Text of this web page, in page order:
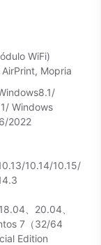
WiFi)
Mopria
Windows
2022
10.14/10.15/
、20.04、
7（32/64
Edition